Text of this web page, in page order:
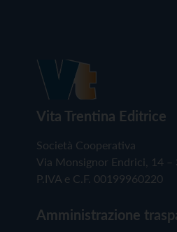
Vita Trentina Editrice
Società Cooperativa
Via Monsignor Endrici, 14 –
P.IVA e C.F. 00199960220
Amministrazione